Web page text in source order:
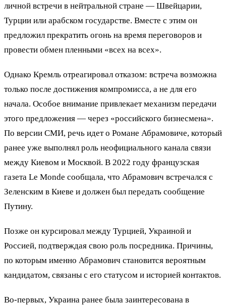
личной встречи в нейтральной стране — Швейцарии,
Турции или арабском государстве. Вместе с этим он
предложил прекратить огонь на время переговоров и
провести обмен пленными «всех на всех».
Однако Кремль отреагировал отказом: встреча возможна
только после достижения компромисса, а не для его
начала. Особое внимание привлекает механизм передачи
этого предложения — через «российского бизнесмена».
По версии СМИ, речь идет о Романе Абрамовиче, который
ранее уже выполнял роль неофициального канала связи
между Киевом и Москвой. В 2022 году французская
газета Le Monde сообщала, что Абрамович встречался с
Зеленским в Киеве и должен был передать сообщение
Путину.
Позже он курсировал между Турцией, Украиной и
Россией, подтверждая свою роль посредника. Причины,
по которым именно Абрамович становится вероятным
кандидатом, связаны с его статусом и историей контактов.
Во-первых, Украина ранее была заинтересована в